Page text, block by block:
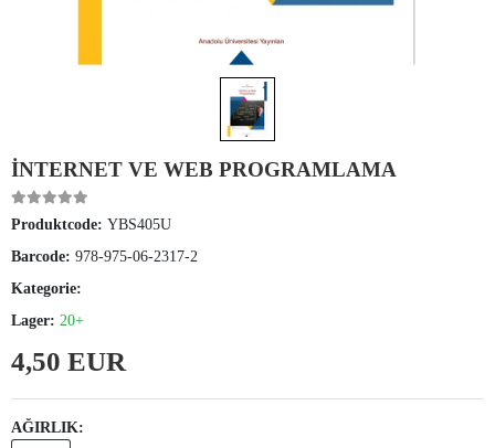
İNTERNET VE WEB PROGRAMLAMA
Produktcode: YBS405U
Barcode: 978-975-06-2317-2
Kategorie:
Lager: 20+
4,50 EUR
AĞIRLIK: